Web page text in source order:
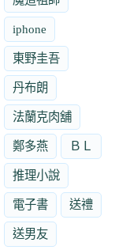
iphone
東野圭吾
丹布朗
法蘭克肉舖
鄭多燕 ＢＬ
推理小說
電子書 送禮
送男友